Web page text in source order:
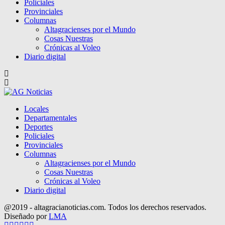
Policiales
Provinciales
Columnas
Altagracienses por el Mundo
Cosas Nuestras
Crónicas al Voleo
Diario digital
Locales
Departamentales
Deportes
Policiales
Provinciales
Columnas
Altagracienses por el Mundo
Cosas Nuestras
Crónicas al Voleo
Diario digital
@2019 - altagracianoticias.com. Todos los derechos reservados.
Diseñado porLMA